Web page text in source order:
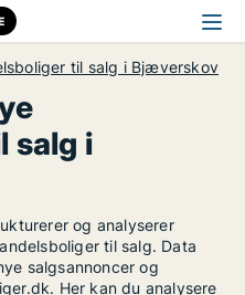
til salg i Bjæverskov
salg i
og analyserer
til salg. Data
salgsannoncer og
Her kan du analysere